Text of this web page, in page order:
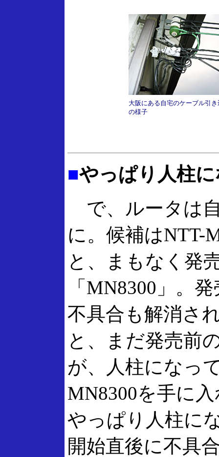
大阪にある自宅のケーブル引き
の様子
■やっぱり人柱
で、ルータは
に。候補はNTT-
と、まもなく発
「MN8300」。
不具合も解消さ
と、まだ発売前
が、人柱になっ
MN8300を手に
やっぱり人柱に
開始直後に不具